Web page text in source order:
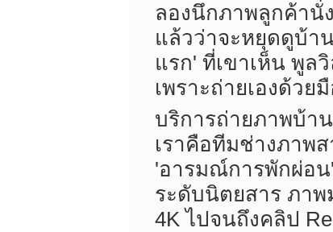
ลองนึกภาพลูกค้านั่
แล้วว่าจะหยุดดูบ้า
แรก' ที่เขาเห็น พูล
เพราะถ่ายเองด้ว
บริการถ่ายภาพบ้า
เราคือทีมช่างภาพ
'อารมณ์การพักผ่อ
ระดับนิตยสาร ภาพ
4K ไปจนถึงคลิป